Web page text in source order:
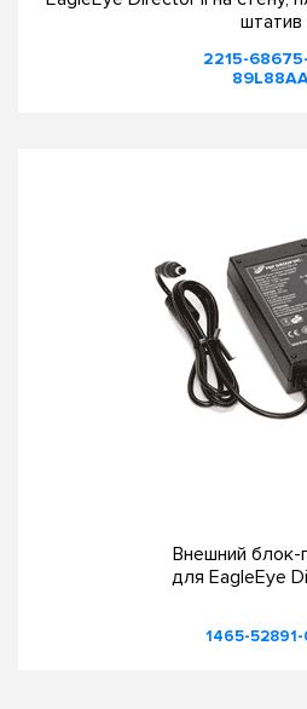
штатив
2215-
Внешний блок-
для EagleEye
1465-